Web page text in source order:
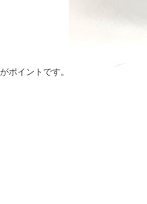
ポイントです。